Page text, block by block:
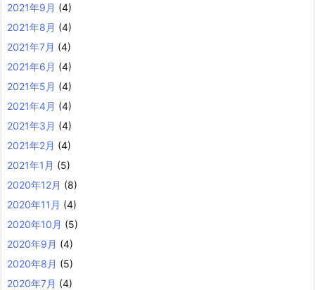
2021年9月 (4)
2021年8月 (4)
2021年7月 (4)
2021年6月 (4)
2021年5月 (4)
2021年4月 (4)
2021年3月 (4)
2021年2月 (4)
2021年1月 (5)
2020年12月 (8)
2020年11月 (4)
2020年10月 (5)
2020年9月 (4)
2020年8月 (5)
2020年7月 (4)